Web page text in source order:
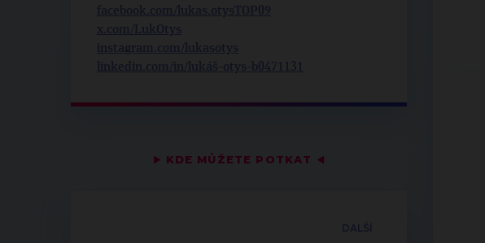
▶ KDE MŮŽETE POTKAT ◀